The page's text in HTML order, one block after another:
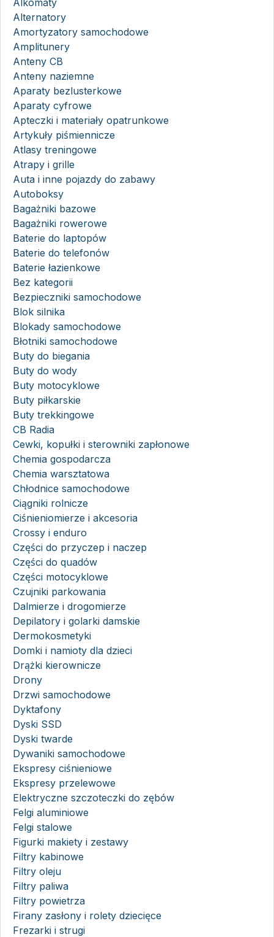
Alternatory
Amortyzatory samochodowe
Amplitunery
Anteny CB
Anteny naziemne
Aparaty bezlusterkowe
Aparaty cyfrowe
Apteczki i materiały opatrunkowe
Artykuły piśmiennicze
Atlasy treningowe
Atrapy i grille
Auta i inne pojazdy do zabawy
Autoboksy
Bagażniki bazowe
Bagażniki rowerowe
Baterie do laptopów
Baterie do telefonów
Baterie łazienkowe
Bez kategorii
Bezpieczniki samochodowe
Blok silnika
Blokady samochodowe
Błotniki samochodowe
Buty do biegania
Buty do wody
Buty motocyklowe
Buty piłkarskie
Buty trekkingowe
CB Radia
Cewki, kopułki i sterowniki zapłonowe
Chemia gospodarcza
Chemia warsztatowa
Chłodnice samochodowe
Ciągniki rolnicze
Ciśnieniomierze i akcesoria
Crossy i enduro
Części do przyczep i naczep
Części do quadów
Części motocyklowe
Czujniki parkowania
Dalmierze i drogomierze
Depilatory i golarki damskie
Dermokosmetyki
Domki i namioty dla dzieci
Drążki kierownicze
Drony
Drzwi samochodowe
Dyktafony
Dyski SSD
Dyski twarde
Dywaniki samochodowe
Ekspresy ciśnieniowe
Ekspresy przelewowe
Elektryczne szczoteczki do zębów
Felgi aluminiowe
Felgi stalowe
Figurki makiety i zestawy
Filtry kabinowe
Filtry oleju
Filtry paliwa
Filtry powietrza
Firany zasłony i rolety dziecięce
Frezarki i strugi